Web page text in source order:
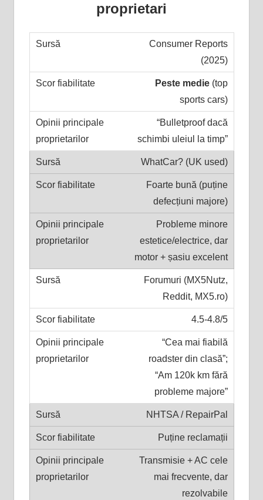
proprietari
Consumer Reports
(2025)
Peste medie(top
sports cars)
“Bulletproof dacă
schimbi uleiul la timp”
WhatCar? (UK used)
Foarte bună (puține
defecțiuni majore)
Probleme minore
estetice/electrice, dar
motor + șasiu excelent
Forumuri (MX5Nutz,
Reddit, MX5.ro)
4.5-4.8/5
“Cea mai fiabilă
roadster din clasă”;
“Am 120k km fără
probleme majore”
NHTSA / RepairPal
Puține reclamații
Transmisie + AC cele
mai frecvente, dar
rezolvabile